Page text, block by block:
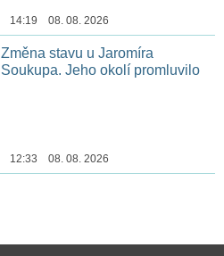
14:19 08. 08. 2026
Změna stavu u Jaromíra
Soukupa. Jeho okolí promluvilo
12:33 08. 08. 2026